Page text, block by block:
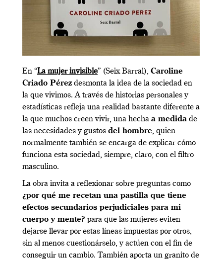
En “La mujer invisible” (Seix Barral), Caroline
Criado Pérezdesmonta la idea de la sociedad en
la que vivimos. A través de historias personales y
estadísticas refleja una realidad bastante diferente a
la que muchos creen vivir, una hecha a medida de
las necesidades y gustos del hombre, quien
normalmente también se encarga de explicar cómo
funciona esta sociedad, siempre, claro, con el filtro
masculino.
La obra invita a reflexionar sobre preguntas como
¿por qué me recetan una pastilla que tiene
efectos secundarios perjudiciales para mi
cuerpo y mente? para que las mujeres eviten
dejarse llevar por estas líneas impuestas por otros,
sin al menos cuestionárselo, y actúen con el fin de
conseguir un cambio. También aporta un granito de